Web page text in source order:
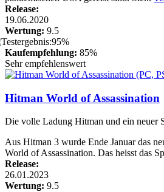
Release:
19.06.2020
Wertung: 9.5
Kaufempfehlung: 85%
Sehr empfehlenswert
Hitman World of Assassination
Die volle Ladung Hitman und ein neuer
Aus Hitman 3 wurde Ende Januar das
World of Assassination. Das heisst das
Release:
26.01.2023
Wertung: 9.5